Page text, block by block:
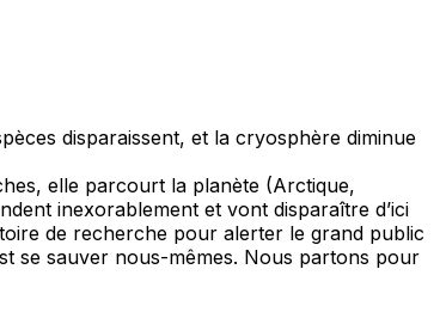
disparaissent, et la cryosphère diminue
elle parcourt la planète (Arctique,
inexorablement et vont disparaître d’ici
de recherche pour alerter le grand public
se sauver nous-mêmes. Nous partons pour